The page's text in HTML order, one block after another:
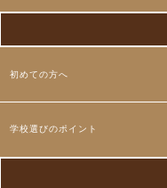
初めての方へ
学校選びのポイント